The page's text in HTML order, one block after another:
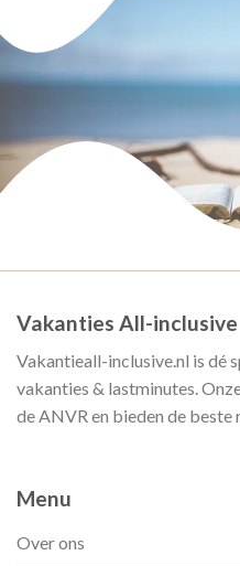
Vakanties All-inclusive
Vakantieall-inclusive.nl is dé
vakanties & lastminutes.
de ANVR en bieden de beste
Menu
Over ons